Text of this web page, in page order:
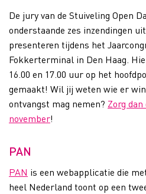
De jury van de Stuiveling Open
onderstaande zes inzendingen
presenteren tijdens het
Fokkerterminal in Den Haag.
16.00 en 17.00 uur op het
gemaakt! Wil jij weten wie er
ontvangst mag nemen? Zorg
november!
PAN
PAN is een webapplicatie die
heel Nederland toont op een